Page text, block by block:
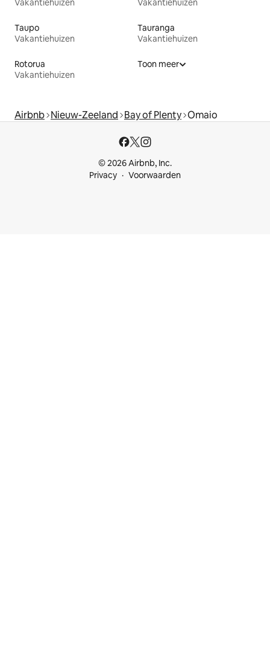
Vakantiehuizen Vakantiehuizen
Taupo
Vakantiehuizen
Tauranga
Vakantiehuizen
Rotorua
Vakantiehuizen
Toon meer
Airbnb Nieuw-Zeeland Bay of Plenty Omaio
© 2026 Airbnb, Inc.
Privacy
Voorwaarden